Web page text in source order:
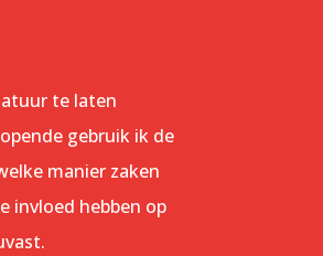
te laten
gebruik ik de
manier zaken
invloed hebben op